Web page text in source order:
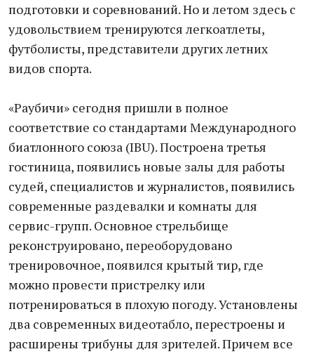
подготовки и соревнований. Но и летом здесь с
удовольствием тренируются легкоатлеты,
футболисты, представители других летних
видов спорта.
«Раубичи» сегодня пришли в полное
соответствие со стандартами Международного
биатлонного союза (IBU). Построена третья
гостиница, появились новые залы для работы
судей, специалистов и журналистов, появились
современные раздевалки и комнаты для
сервис-групп. Основное стрельбище
реконструировано, переоборудовано
тренировочное, появился крытый тир, где
можно провести пристрелку или
потренироваться в плохую погоду. Установлены
два современных видеотабло, перестроены и
расширены трибуны для зрителей. Причем все